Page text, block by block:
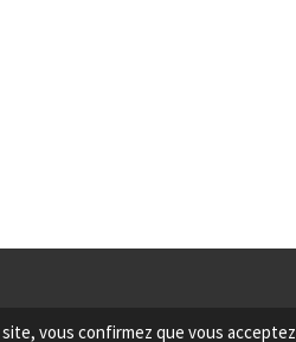
vous confirmez que vous acceptez